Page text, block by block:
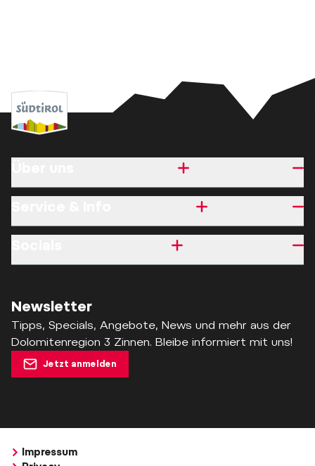
Newsletter
Tipps, Specials, Angebote, News und mehr aus der
Dolomitenregion 3 Zinnen. Bleibe informiert mit uns!
Jetzt anmelden
Impressum